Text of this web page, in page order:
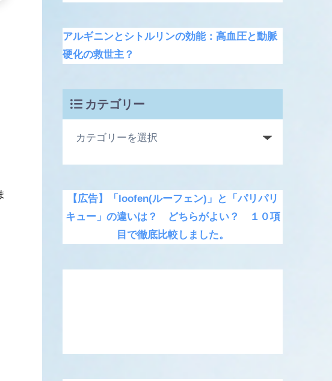
アルギニンとシトルリンの効能：高血圧と動脈
硬化の救世主？
カテゴリー
【広告】「loofen(ルーフェン)」と「パリパリ
キュー」の違いは？ どちらがよい？ １０項
目で徹底比較しました。